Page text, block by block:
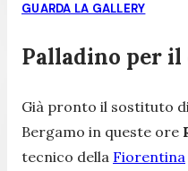
GUARDA LA GALLERY
Palladino per il
Già pronto il sostituto
Bergamo in queste ore
tecnico della Fiorentina